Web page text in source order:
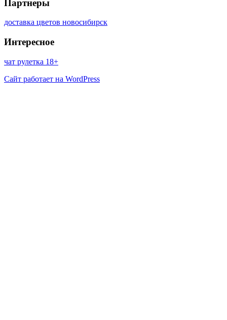
Партнеры
доставка цветов новосибирск
Интересное
чат рулетка 18+
Сайт работает на WordPress